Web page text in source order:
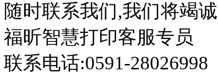
随时联系我们,我们将竭
福昕智慧打印客服专员
联系电话:0591-28026998